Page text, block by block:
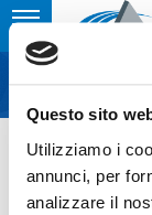
Questo sito
Utilizziamo i
annunci, per
analizzare il
Toggle
navigation
MENU